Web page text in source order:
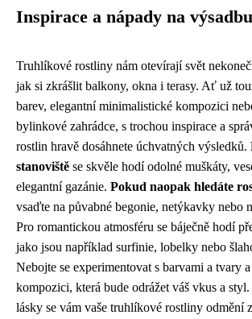
Inspirace a nápady na výsadbu
Truhlíkové rostliny nám otevírají svět
jak si zkrášlit balkony, okna i terasy. Ať už
barev, elegantní minimalistické kompozici
bylinkové zahrádce, s trochou inspirace a
rostlin hravě dosáhnete úchvatných výsledků.
stanoviště se skvěle hodí odolné muškáty,
elegantní gazánie. Pokud naopak hledáte
vsaďte na půvabné begonie, netýkavky nebo
Pro romantickou atmosféru se báječně hodí
jako jsou například surfinie, lobelky nebo
Nebojte se experimentovat s barvami a tvary
kompozici, která bude odrážet váš vkus a styl.
lásky se vám vaše truhlíkové rostliny odmění